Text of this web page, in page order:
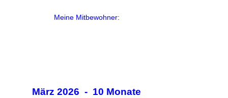
Meine Mitbewohner:
März 2026 - 10 Monate